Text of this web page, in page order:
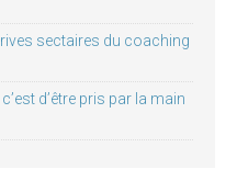
sectaires du coaching
d’être pris par la main